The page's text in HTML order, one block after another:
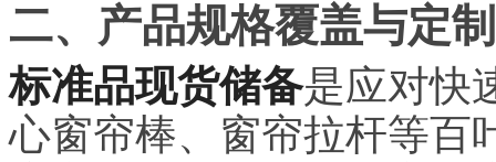
二、产品规格覆盖与定
标准品现货储备是应对快
心窗帘棒、窗帘拉杆等百